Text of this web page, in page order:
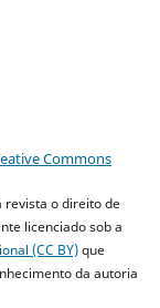
Commons
revista o direito de
licenciado sob a
(CC BY)que
da autoria